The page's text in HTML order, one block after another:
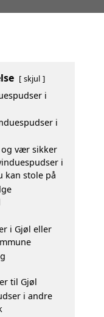
skjul
i
i
vær sikker
i
kan stole på
i Gjøl eller
til Gjøl
i andre